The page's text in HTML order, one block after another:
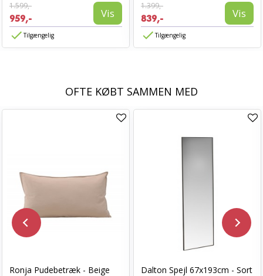
1.599,-
959,- Vis
Tilgængelig
1.399,-
839,- Vis
Tilgængelig
OFTE KØBT SAMMEN MED
Ronja Pudebetræk - Beige Dalton Spejl 67x193cm - Sort